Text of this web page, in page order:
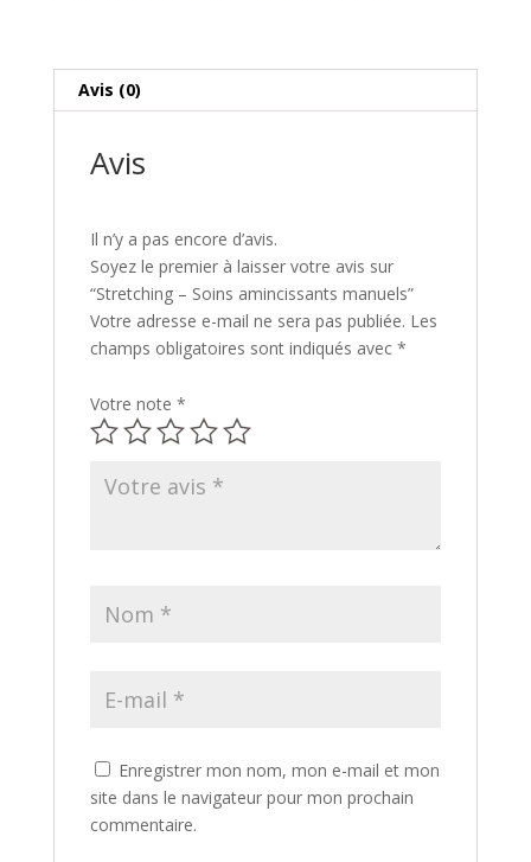
Avis (0)
Avis
Il n’y a pas encore d’avis.
Soyez le premier à laisser votre avis sur
“Stretching – Soins amincissants manuels”
Votre adresse e-mail ne sera pas publiée. Les
champs obligatoires sont indiqués avec *
Votre note *
Enregistrer mon nom, mon e-mail et mon
site dans le navigateur pour mon prochain
commentaire.